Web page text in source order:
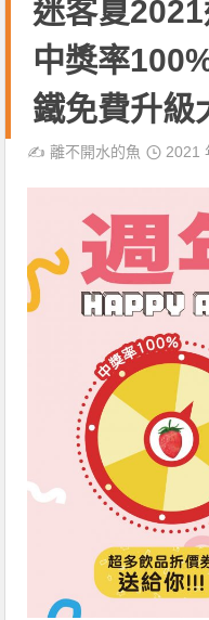
迷客夏
中獎率
鐵免費升級
✍️離不開水的魚 2021